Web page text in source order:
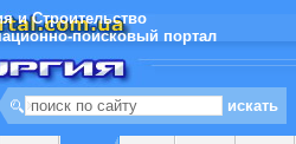
и Строительство
поисковый портал